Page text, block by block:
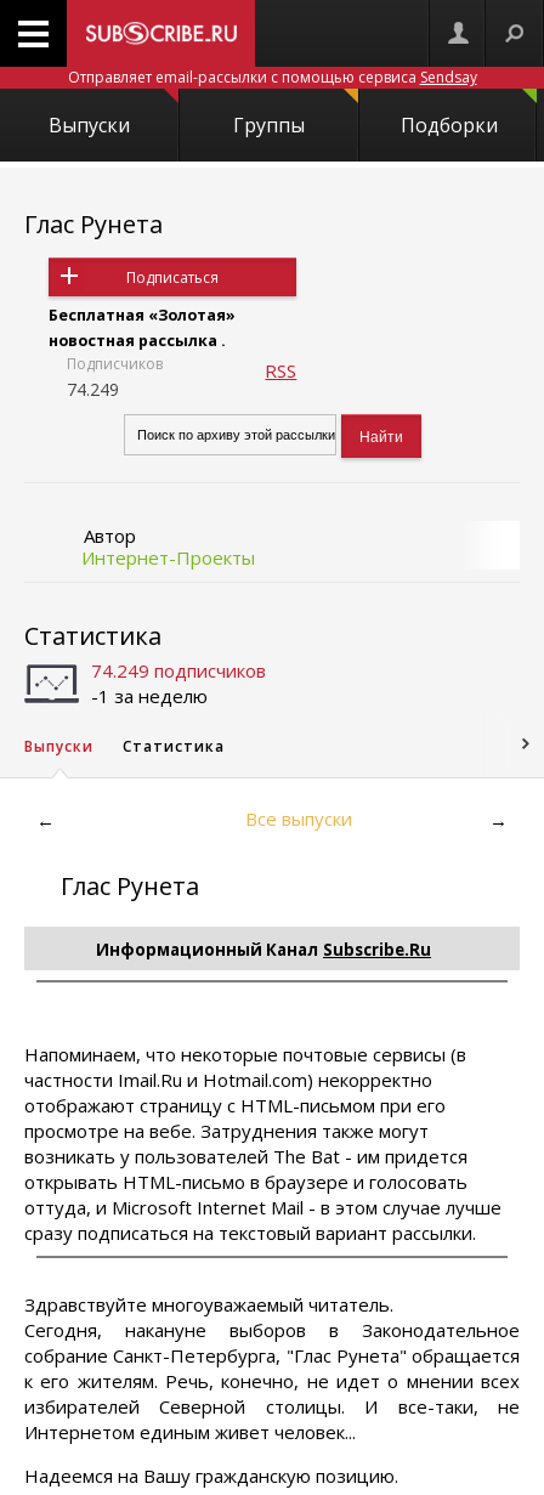
Отправляет email-рассылки с помощью сервиса Sendsay
Выпуски Группы Подборки
Глас Рунета
Подписаться
Бесплатная «Золотая»
новостная рассылка .
Подписчиков
74.249
RSS
Автор
Интернет-Проекты
Статистика
74.249 подписчиков
-1 за неделю
Выпуски Статистика
← Все выпуски →
Глас Рунета
Информационный Канал Subscribe.Ru
Напоминаем, что некоторые почтовые сервисы (в
частности Imail.Ru и Hotmail.com) некорректно
отображают страницу с HTML-письмом при его
просмотре на вебе. Затруднения также могут
возникать у пользователей The Bat - им придется
открывать HTML-письмо в браузере и голосовать
оттуда, и Microsoft Internet Mail - в этом случае лучше
сразу подписаться на текстовый вариант рассылки.
Здравствуйте многоуважаемый читатель.
Сегодня, накануне выборов в Законодательное
собрание Санкт-Петербурга, "Глас Рунета" обращается
к его жителям. Речь, конечно, не идет о мнении всех
избирателей Северной столицы. И все-таки, не
Интернетом единым живет человек...
Надеемся на Вашу гражданскую позицию.